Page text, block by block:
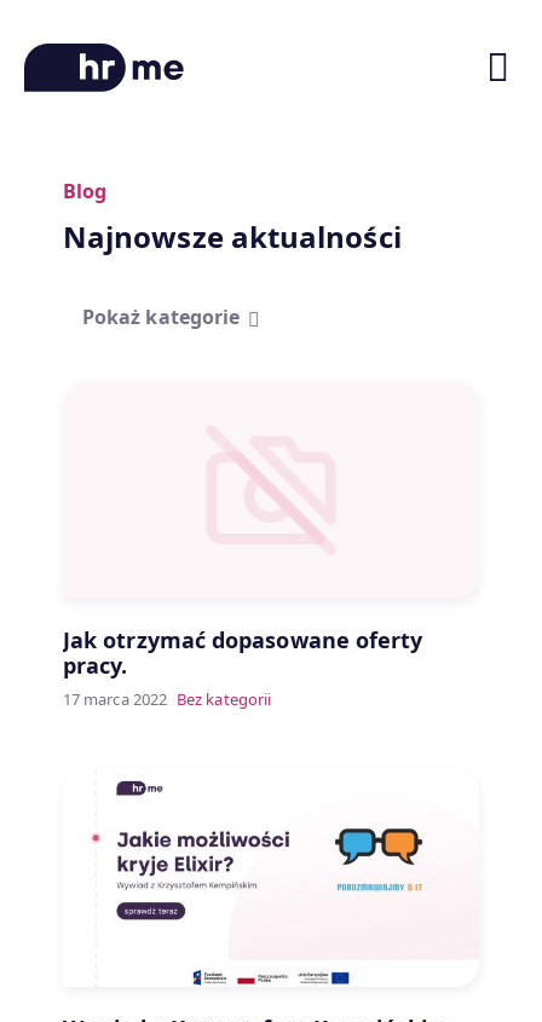
O platformie
Ścieżki kariery
Blog
Najnowsze aktualności
Pokaż kategorie
Jak otrzymać dopasowane oferty
pracy.
17 marca 2022 Bez kategorii